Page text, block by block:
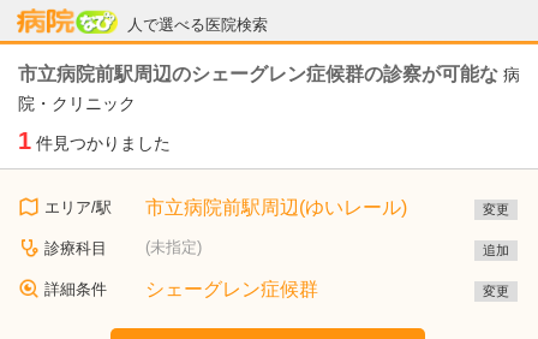
人で選べる医院検索
病院なび
市立病院前駅周辺のシェーグレン症候群の診察が可能な 病
院・クリニック
1 件見つかりました
エリア/駅 市立病院前駅周辺(ゆいレール) 変更
診療科目 (未指定) 追加
詳細条件 シェーグレン症候群 変更